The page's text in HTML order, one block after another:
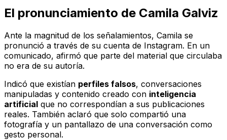
El pronunciamiento de Camila Galviz
Ante la magnitud de los señalamientos, Camila se
pronunció a través de su cuenta de Instagram. En un
comunicado, afirmó que parte del material que circulaba
no era de su autoría.
Indicó que existían perfiles falsos, conversaciones
manipuladas y contenido creado con inteligencia
artificial que no correspondían a sus publicaciones
reales. También aclaró que solo compartió una
fotografía y un pantallazo de una conversación como
gesto personal.